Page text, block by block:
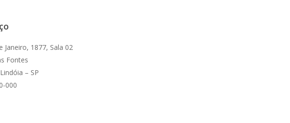
Janeiro, 1877, Sala 02
Fontes
– SP
000